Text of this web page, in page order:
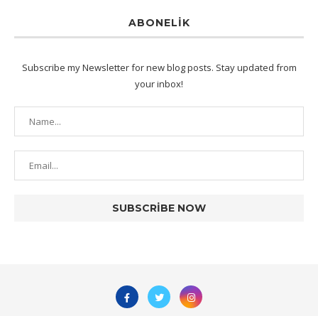
ABONELIK
Subscribe my Newsletter for new blog posts. Stay updated from
your inbox!